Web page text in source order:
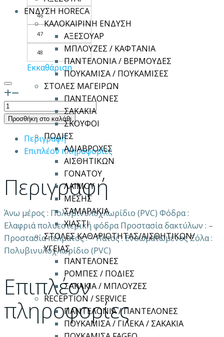
ΕΝΔΥΣΗ HORECA
ΚΑΛΟΚΑΙΡΙΝΗ ΕΝΔΥΣΗ
ΑΞΕΣΟΥΑΡ
ΜΠΛΟΥΖΕΣ / ΚΑΦΤΑΝΙΑ
ΠΑΝΤΕΛΟΝΙΑ / ΒΕΡΜΟΥΔΕΣ
ΠΟΥΚΑΜΙΣΑ / ΠΟΥΚΑΜΙΣΕΣ
ΣΤΟΛΕΣ ΜΑΓΕΙΡΩΝ
ΠΑΝΤΕΛΟΝΕΣ
ΣΑΚΑΚΙΑ
ΣΚΟΥΦΟΙ
ΠΟΔΙΕΣ
ΑΔΙΑΒΡΟΧΕΣ
ΑΙΣΘΗΤΙΚΩΝ
ΓΟΝΑΤΟΥ
ΛΑΙΜΟΥ
ΜΕΣΗΣ
ΣΑΜΑΡΑΚΙΑ
ΧΙΑΣΤΙ
ΣΤΟΛΕΣ ΚΑΘΑΡΙΟΤΗΤΑΣ/ΑΙΣΘΗΤΙΚΩΝ/
ΥΓΕΙΑΣ
ΠΑΝΤΕΛΟΝΕΣ
ΡΟΜΠΕΣ / ΠΟΔΙΕΣ
ΣΑΚΑΚΙΑ / ΜΠΛΟΥΖΕΣ
RECEPTION / SERVICE
ΠΑΝΤΕΛΟΝΙΑ / ΠΑΝΤΕΛΟΝΕΣ
ΠΟΥΚΑΜΙΣΑ / ΓΙΛΕΚΑ / ΣΑΚΑΚΙΑ
46
47
48
Εκκαθάριση
Μπότα
γόνατος
SRC
Προσθήκη στο καλάθι
Περιγραφή
Επιπλέον πληροφορίες
Περιγραφή
Άνω μέρος : Πολυβινυλοχλωρίδιο (PVC) Φόδρα :
Eλαφριά πολυεστερική φόδρα Προστασία δακτύλων : –
Προστασία πέλματος : – Πάτος : Ενσωματωμένος Σόλα :
Πολυβινυλοχλωρίδιο (PVC)
Επιπλέον
πληροφορίες